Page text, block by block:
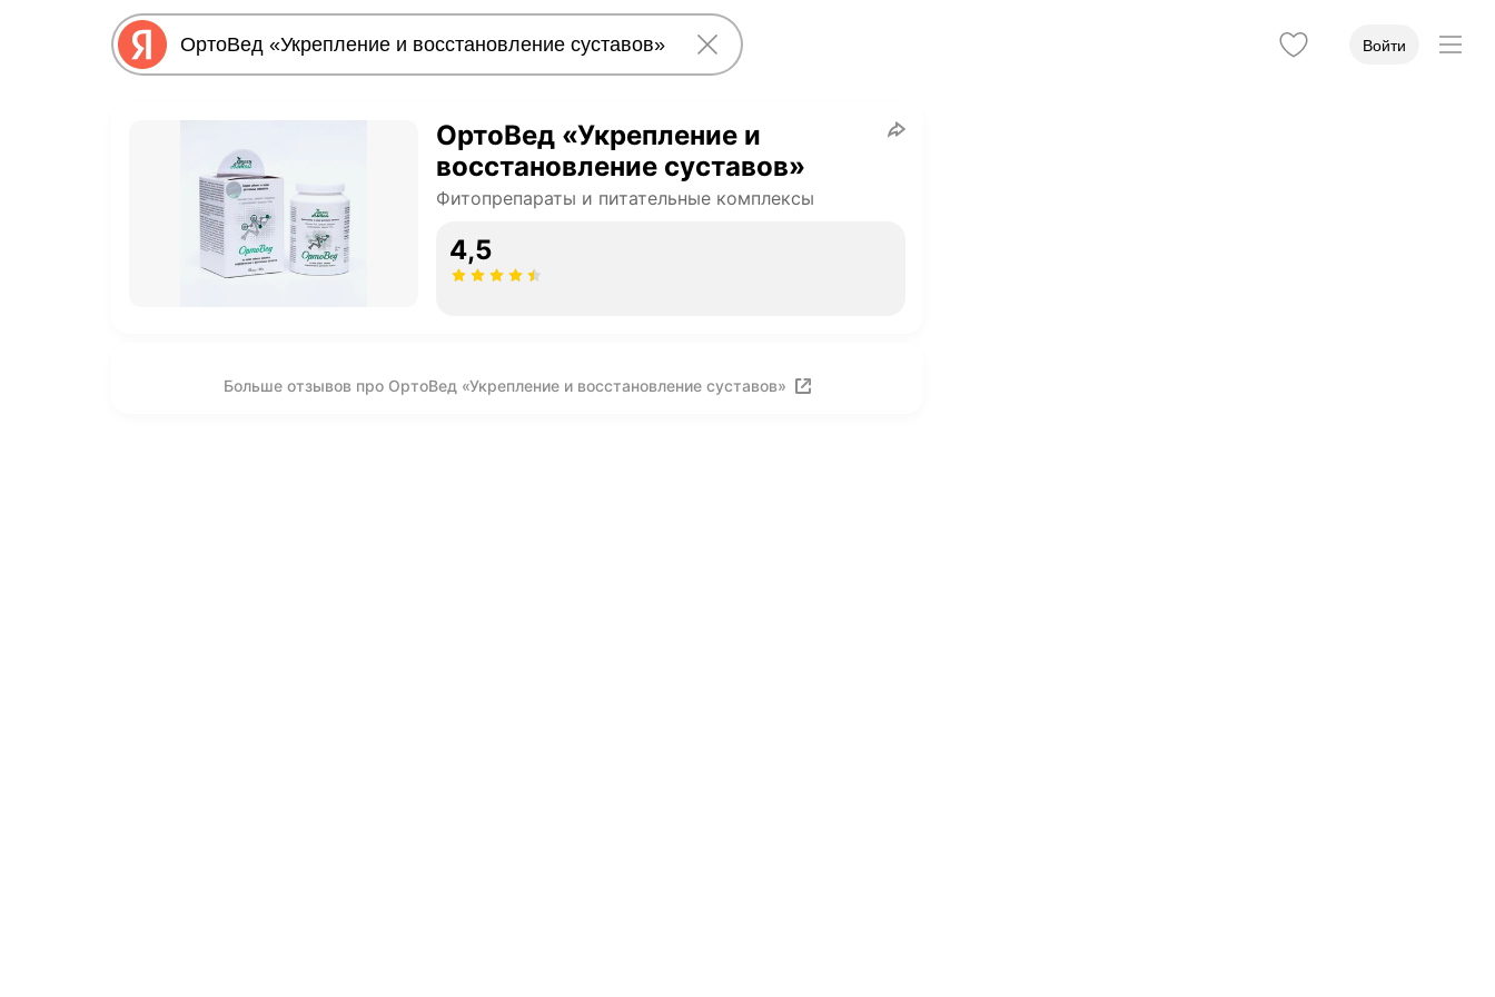
Войти
ОртоВед «Укрепление и
восстановление суставов»
Фитопрепараты и питательные комплексы
4,5
Больше отзывов про ОртоВед «Укрепление и восстановление суставов»